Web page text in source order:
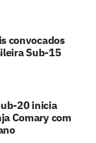
convocados
Sub-15
20 inicia
Comary com